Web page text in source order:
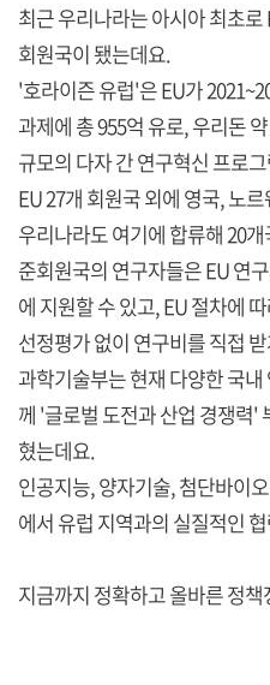
최근 우리나라는 아시아 최초
회원국이 됐는데요.
'호라이즌 유럽'은 EU가
과제에 총 955억 유로, 우리돈
규모의 다자 간 연구혁신 프로
EU 27개 회원국 외에 영국, 노
우리나라도 여기에 합류해 20
준회원국의 연구자들은 EU 연
에 지원할 수 있고, EU 절차에
선정평가 없이 연구비를 직접
과학기술부는 현재 다양한 국
께 '글로벌 도전과 산업 경쟁력'
혔는데요.
인공지능, 양자기술, 첨단바이
에서 유럽 지역과의 실질적인
지금까지 정확하고 올바른 정